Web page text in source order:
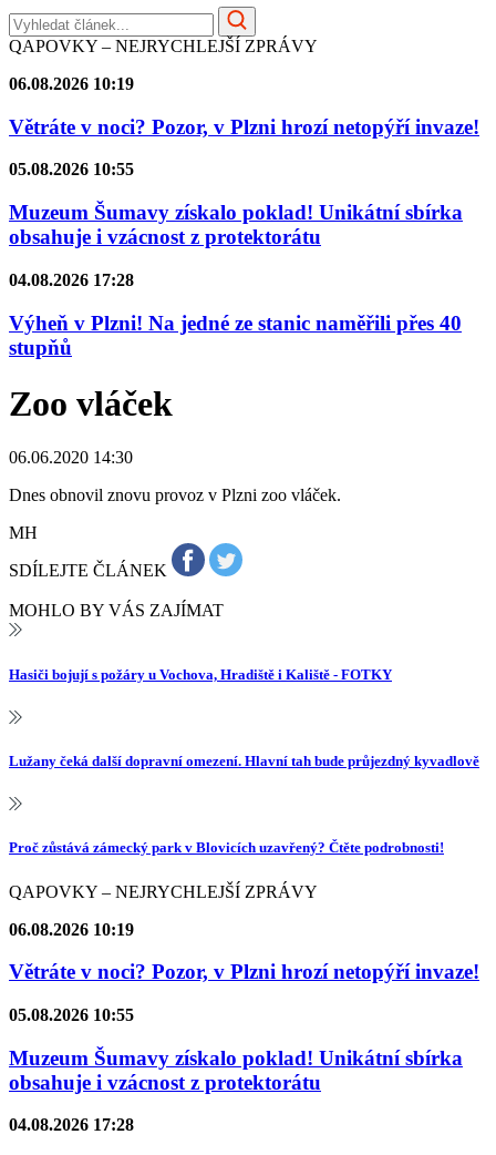
QAPOVKY – NEJRYCHLEJŠÍ ZPRÁVY
06.08.2026 10:19
Větráte v noci? Pozor, v Plzni hrozí netopýří invaze!
05.08.2026 10:55
Muzeum Šumavy získalo poklad! Unikátní sbírka
obsahuje i vzácnost z protektorátu
04.08.2026 17:28
Výheň v Plzni! Na jedné ze stanic naměřili přes 40
stupňů
Zoo vláček
06.06.2020 14:30
Dnes obnovil znovu provoz v Plzni zoo vláček.
MH
SDÍLEJTE ČLÁNEK
MOHLO BY VÁS ZAJÍMAT
Hasiči bojují s požáry u Vochova, Hradiště i Kaliště - FOTKY
Lužany čeká další dopravní omezení. Hlavní tah bude průjezdný kyvadlově
Proč zůstává zámecký park v Blovicích uzavřený? Čtěte podrobnosti!
QAPOVKY – NEJRYCHLEJŠÍ ZPRÁVY
06.08.2026 10:19
Větráte v noci? Pozor, v Plzni hrozí netopýří invaze!
05.08.2026 10:55
Muzeum Šumavy získalo poklad! Unikátní sbírka
obsahuje i vzácnost z protektorátu
04.08.2026 17:28